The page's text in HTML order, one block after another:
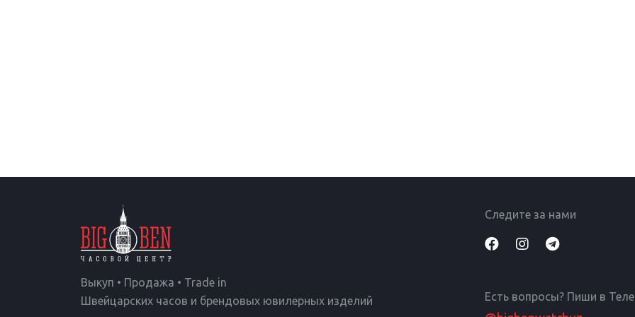
Выкуп • Продажа • Trade in
Швейцарских часов и брендовых ювилерных изделий
Следите за нами
Есть вопросы? Пиши в